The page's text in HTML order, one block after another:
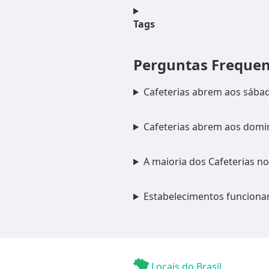
Tags
Perguntas
Cafeterias abrem aos
Cafeterias abrem aos
A maioria dos Cafeterias
Estabelecimentos